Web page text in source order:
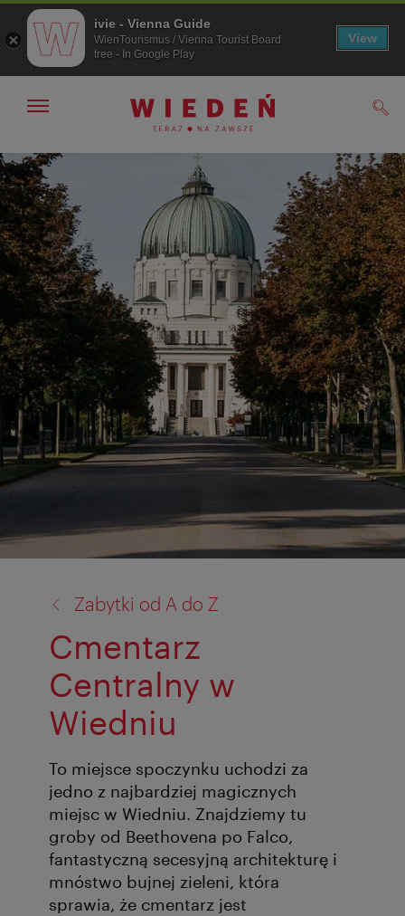
Przejdź
do
nawigacji
Przejdź
do
treści
Pokaż/ukryj
Zabytki od A do Z
Cmentarz
Centralny w
Wiedniu
To miejsce spoczynku uchodzi za
jedno z najbardziej magicznych
miejsc w Wiedniu. Znajdziemy tu
groby od Beethovena po Falco,
fantastyczną secesyjną architekturę i
mnóstwo bujnej zieleni, która
sprawia, że cmentarz jest
ivie - Vienna Guide
WienTourismus / Vienna Tourist Board
free - In Google Play
View